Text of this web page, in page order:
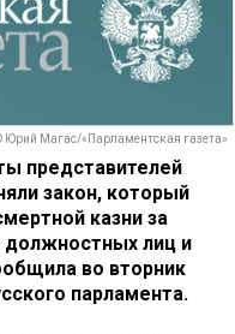
Юрий Магас/«Парламентская газета»
представителей
закон, который
казни за
должностных лиц и
во вторник
парламента.